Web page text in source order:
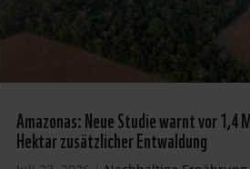
Amazonas: Neue Studie warnt vor 1,4
Hektar zusätzlicher Entwaldung